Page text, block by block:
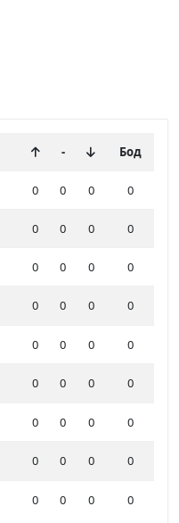
- Бод
0 0 0 0
0 0 0 0
0 0 0 0
0 0 0 0
0 0 0 0
0 0 0 0
0 0 0 0
0 0 0 0
0 0 0 0